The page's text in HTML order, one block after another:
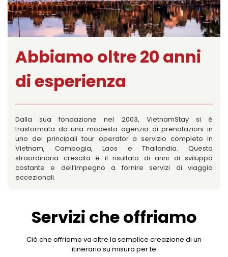
Abbiamo oltre 20 anni
di esperienza
Dalla sua fondazione nel 2003, VietnamStay si è
trasformata da una modesta agenzia di prenotazioni in
uno dei principali tour operator a servizio completo in
Vietnam, Cambogia, Laos e Thailandia. Questa
straordinaria crescita è il risultato di anni di sviluppo
costante e dell’impegno a fornire servizi di viaggio
eccezionali.
Servizi che offriamo
Ciò che offriamo va oltre la semplice creazione di un
itinerario su misura per te